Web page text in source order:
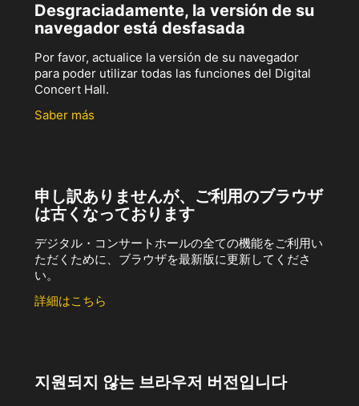
Desgraciadamente, la versión de su
navegador está desfasada
Por favor, actualice la versión de su navegador
para poder utilizar todas las funciones del Digital
Concert Hall.
Saber más
申し訳ありませんが、ご利用のブラウザ
は古くなっております
デジタル・コンサートホールの全ての機能をご利用い
ただくために、ブラウザを最新版に更新してくださ
い。
詳細はこちら
지원되지 않는 브라우저 버전입니다